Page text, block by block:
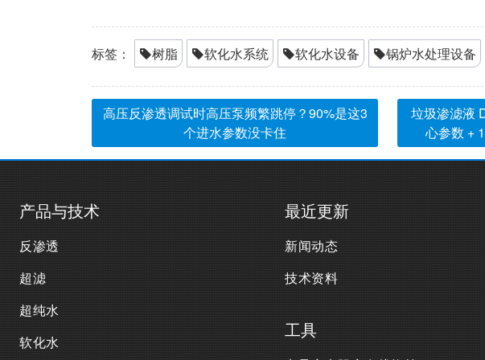
标签： 树脂 软化水系统 软化水设备 锅炉水处理设备
高压反渗透调试时高压泵频繁跳停？90%是这3
个进水参数没卡住
垃圾渗滤液
心参数 +
产品与技术
反渗透
超滤
超纯水
软化水
最近更新
新闻动态
技术资料
工具